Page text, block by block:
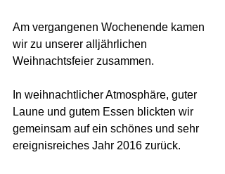
​Am vergangenen Wochenende kamen
wir zu unserer alljährlichen
Weihnachtsfeier zusammen.
In weihnachtlicher Atmosphäre, guter
Laune und gutem Essen blickten wir
gemeinsam auf ein schönes und sehr
ereignisreiches Jahr 2016 zurück.